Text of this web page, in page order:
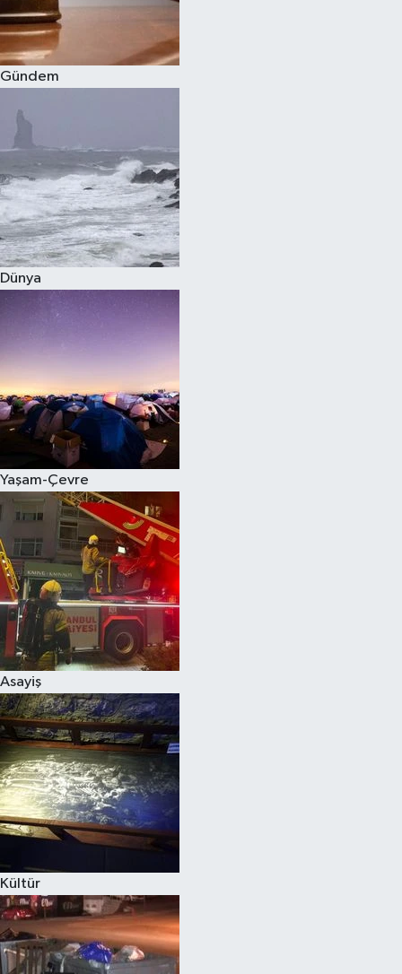
Gündem
Dünya
Yaşam-Çevre
Asayiş
Kültür
Spor
Burç Yorumları
Eğitim
Hava Durumu
Kadın
Kim kimdir?
Kültür Sanat
Sağlık
Siyaset
Teknoloji
Televizyon
Yaşam-Çevre